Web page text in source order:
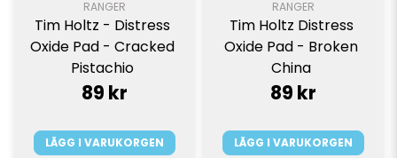
RANGER
Tim Holtz - Distress
Oxide Pad - Cracked
Pistachio
89 kr
LÄGG I VARUKORGEN
RANGER
Tim Holtz Distress
Oxide Pad - Broken
China
89 kr
LÄGG I VARUKORGEN